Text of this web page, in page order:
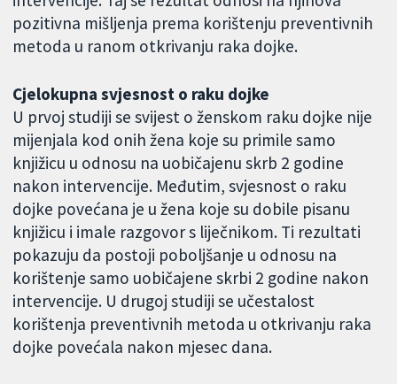
pozitivna mišljenja prema korištenju preventivnih
metoda u ranom otkrivanju raka dojke.
Cjelokupna svjesnost o raku dojke
U prvoj studiji se svijest o ženskom raku dojke nije
mijenjala kod onih žena koje su primile samo
knjižicu u odnosu na uobičajenu skrb 2 godine
nakon intervencije. Međutim, svjesnost o raku
dojke povećana je u žena koje su dobile pisanu
knjižicu i imale razgovor s liječnikom. Ti rezultati
pokazuju da postoji poboljšanje u odnosu na
korištenje samo uobičajene skrbi 2 godine nakon
intervencije. U drugoj studiji se učestalost
korištenja preventivnih metoda u otkrivanju raka
dojke povećala nakon mjesec dana.